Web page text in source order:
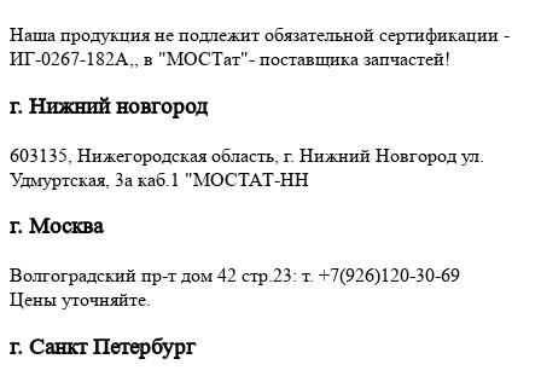
Наша продукция не подлежит обязательной сертификации -
ИГ-0267-182А,, в "МОСТат"- поставщика запчастей!
г. Нижний новгород
603135, Нижегородская область, г. Нижний Новгород ул.
Удмуртская, 3a каб.1 "МОСТАТ-НН
г. Москва
Волгоградский пр-т дом 42 стр.23: т. +7(926)120-30-69
Цены уточняйте.
г. Санкт Петербург